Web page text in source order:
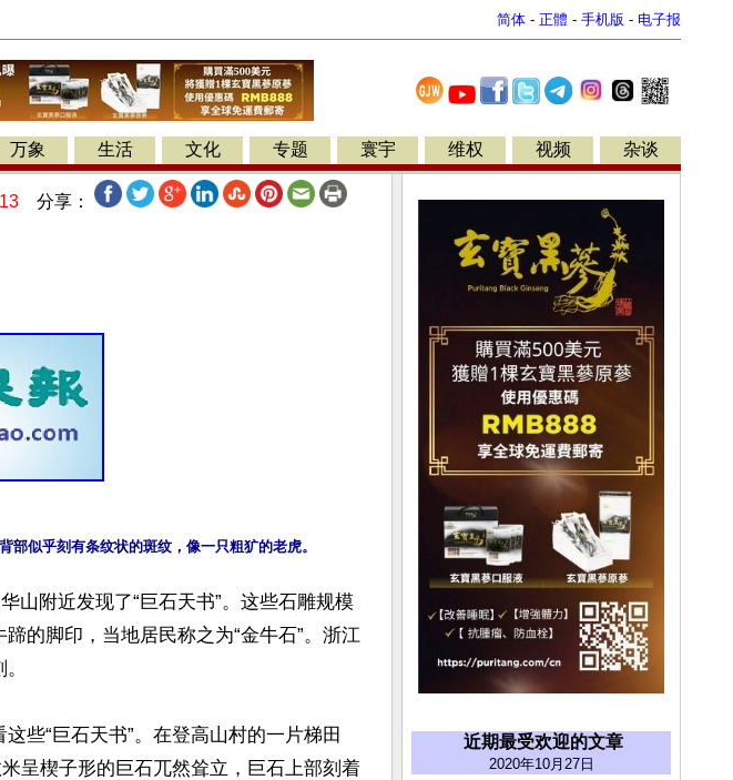
简体 - 正體 - 手机版 - 电子报
万象 生活 文化 专题 寰宇 维权 视频 杂谈
分享：
山附近发现了“巨石天书”。这些石雕规模
的脚印，当地居民称之为“金牛石”。浙江
些“巨石天书”。在登高山村的一片梯田
呈楔子形的巨石兀然耸立，巨石上部刻着
近期最受欢迎的文章
2020年10月27日